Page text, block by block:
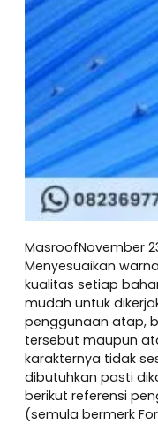
MasroofNovember
Menyesuaikan
kualitas setiap
mudah untuk
penggunaan atap,
tersebut maupun
karakternya tidak
dibutuhkan pasti
berikut referensi
(semula bermerk